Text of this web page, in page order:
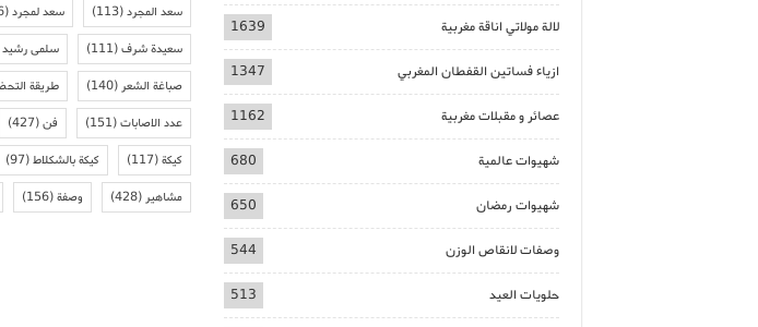
لالة مولاتي اناقة مغربية 1639
ازياء فساتين القفطان المغربي 1347
عصائر و مقبلات مغربية 1162
شهيوات عالمية 680
شهيوات رمضان 650
وصفات لانقاص الوزن 544
حلويات العيد 513
سعد المجرد(113) سعد لمجرد(226)
سعيدة شرف(111) سلمى رشيد
صباغة الشعر(140) طريقة
عدد الاصابات(151) فن(427)
كيكة(117) كيكة بالشكلاط(97)
مشاهير(428) وصفة(156)